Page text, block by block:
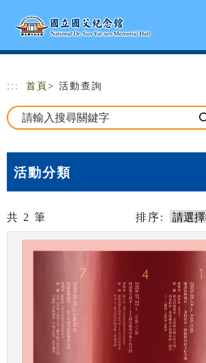
::: 首頁 > 活動查詢
活動分類
共 2 筆 排序: